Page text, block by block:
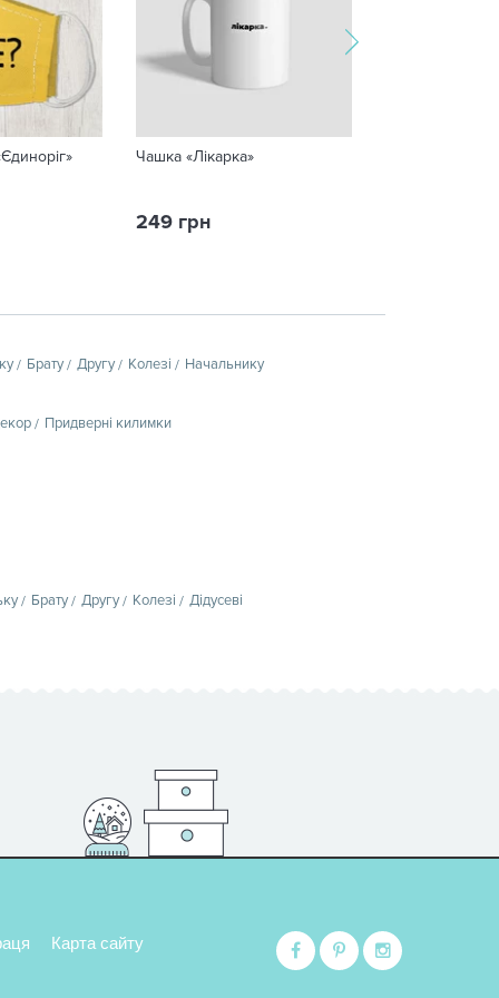
Чашка «Лікарка»
249 грн
Брату Другу Колезі Начальнику
Придверні килимки
Брату Другу Колезі Дідусеві
Карта сайту